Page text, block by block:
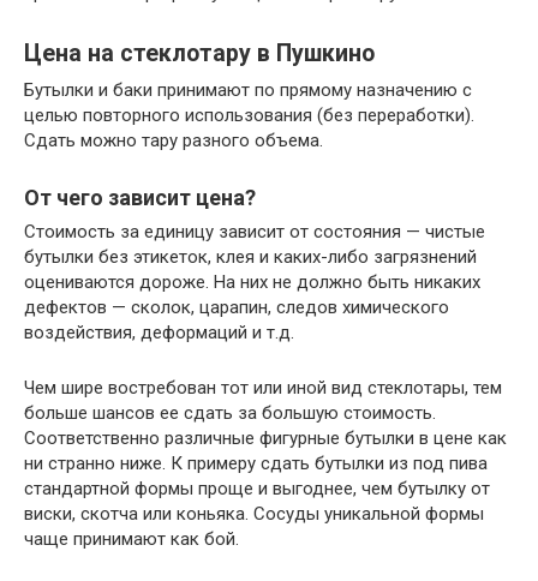
Цена на стеклотару в Пушкино
Бутылки и баки принимают по прямому назначению с
целью повторного использования (без переработки).
Сдать можно тару разного объема.
От чего зависит цена?
Стоимость за единицу зависит от состояния — чистые
бутылки без этикеток, клея и каких-либо загрязнений
оцениваются дороже. На них не должно быть никаких
дефектов — сколок, царапин, следов химического
воздействия, деформаций и т.д.
Чем шире востребован тот или иной вид стеклотары, тем
больше шансов ее сдать за большую стоимость.
Соответственно различные фигурные бутылки в цене как
ни странно ниже. К примеру сдать бутылки из под пива
стандартной формы проще и выгоднее, чем бутылку от
виски, скотча или коньяка. Сосуды уникальной формы
чаще принимают как бой.